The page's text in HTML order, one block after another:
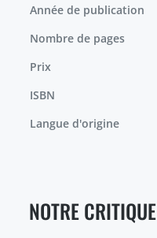
Année de publication
Nombre de pages
Prix
ISBN
Langue d'origine
NOTRE CRITIQUE